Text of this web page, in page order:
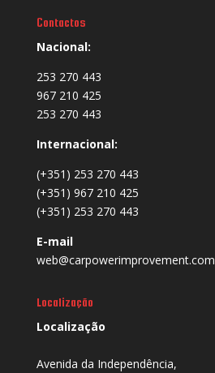
Contactos
Nacional:
253 270 443
967 210 425
253 270 443
Internacional:
(+351) 253 270 443
(+351) 967 210 425
(+351) 253 270 443
E-mail
web@carpowerimprovement.com
Localização
Localização
Avenida da Independência,